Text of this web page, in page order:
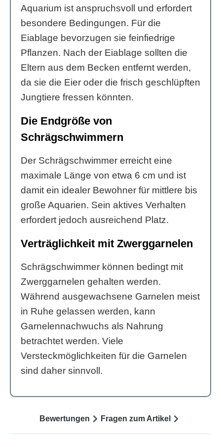
Aquarium ist anspruchsvoll und erfordert
besondere Bedingungen. Für die
Eiablage bevorzugen sie feinfiedrige
Pflanzen. Nach der Eiablage sollten die
Eltern aus dem Becken entfernt werden,
da sie die Eier oder die frisch geschlüpften
Jungtiere fressen könnten.
Die Endgröße von
Schrägschwimmern
Der Schrägschwimmer erreicht eine
maximale Länge von etwa 6 cm und ist
damit ein idealer Bewohner für mittlere bis
große Aquarien. Sein aktives Verhalten
erfordert jedoch ausreichend Platz.
Verträglichkeit mit Zwerggarnelen
Schrägschwimmer können bedingt mit
Zwerggarnelen gehalten werden.
Während ausgewachsene Garnelen meist
in Ruhe gelassen werden, kann
Garnelennachwuchs als Nahrung
betrachtet werden. Viele
Versteckmöglichkeiten für die Garnelen
sind daher sinnvoll.
Bewertungen Fragen zum Artikel